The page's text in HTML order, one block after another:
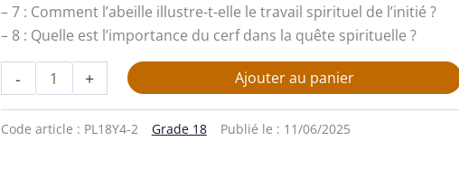
– 7 : Comment l’abeille illustre-t-elle le travail spirituel de l’initié ?
– 8 : Quelle est l’importance du cerf dans la quête spirituelle ?
- + Ajouter au panier
Code article : PL18Y4-2 Grade 18 Publié le : 11/06/2025